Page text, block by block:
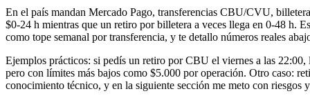
En el país mandan Mercado Pago, transferencias CBU/CVU,
$0-24 h mientras que un retiro por billetera a veces llega en 0-48 h.
como tope semanal por transferencia, y te detallo números reales
Ejemplos prácticos: si pedís un retiro por CBU el viernes a las
pero con límites más bajos como $5.000 por operación. Otro caso:
conocimiento técnico, y en la siguiente sección me meto con riesgos